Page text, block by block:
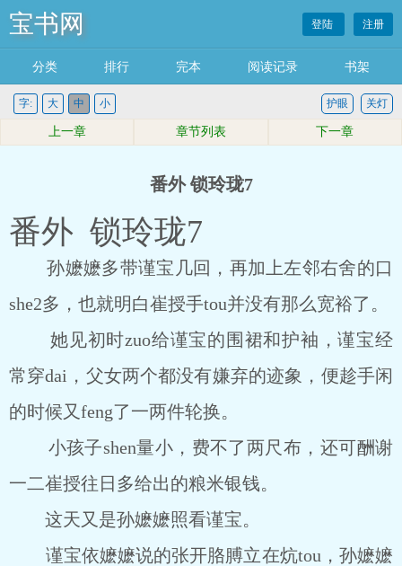
宝书网 登陆 注册
分类 排行 完本 阅读记录 书架
字: 大 中 小 关灯
护眼
上一章 章节列表 下一章
番外 锁玲珑7
番外 锁玲珑7
孙嬷嬷多带谨宝几回，再加上左邻右舍的口
she2多，也就明白崔授手tou并没有那么宽裕了。
她见初时zuo给谨宝的围裙和护袖，谨宝经
常穿dai，父女两个都没有嫌弃的迹象，便趁手闲
的时候又feng了一两件轮换。
小孩子shen量小，费不了两尺布，还可酬谢
一二崔授往日多给出的粮米银钱。
这天又是孙嬷嬷照看谨宝。
谨宝依嬷嬷说的张开胳膊立在炕tou，孙嬷嬷